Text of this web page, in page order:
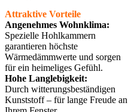
Attraktive Vorteile
Angenehmes Wohnklima:
Spezielle Hohlkammern
garantieren höchste
Wärmedämmwerte und sorgen
für ein heimeliges Gefühl.
Hohe Langlebigkeit:
Durch witterungsbeständigen
Kunststoff – für lange Freude an